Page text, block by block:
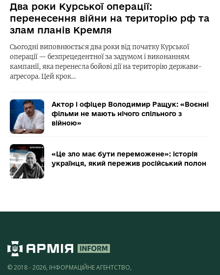
Два роки Курської операції:
перенесення війни на територію рф та
злам планів Кремля
Сьогодні виповнюється два роки від початку Курської
операції — безпрецедентної за задумом і виконанням
кампанії, яка перенесла бойові дії на територію держави-
агресора. Цей крок…
Актор і офіцер Володимир Ращук: «Воєнні
фільми не мають нічого спільного з
війною»
«Це зло має бути переможене»: історія
українця, який пережив російський полон
© 2018 - 2026, ІНФОРМАЦІЙНЕ АГЕНТСТВО,